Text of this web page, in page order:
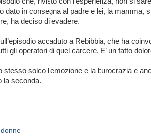
dato in consegna al padre e lei, la mamma,
ha deciso di evadere.
accaduto a Rebibbia, che ha
gli operatori di quel carcere. E’ un fatto
stesso solco l’emozione e la burocrazia e
la seconda.
donne